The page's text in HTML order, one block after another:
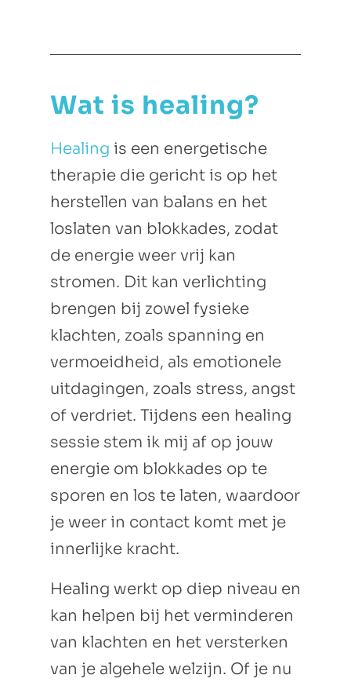
Wat is healing?
Healing is een energetische
therapie die gericht is op het
herstellen van balans en het
loslaten van blokkades, zodat
de energie weer vrij kan
stromen. Dit kan verlichting
brengen bij zowel fysieke
klachten, zoals spanning en
vermoeidheid, als emotionele
uitdagingen, zoals stress, angst
of verdriet. Tijdens een healing
sessie stem ik mij af op jouw
energie om blokkades op te
sporen en los te laten, waardoor
je weer in contact komt met je
innerlijke kracht.
Healing werkt op diep niveau en
kan helpen bij het verminderen
van klachten en het versterken
van je algehele welzijn. Of je nu